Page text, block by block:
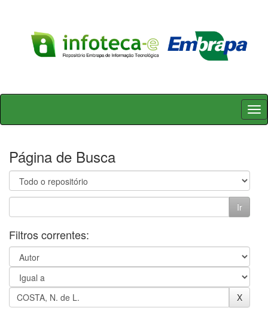
Skip
Página de Busca
Filtros correntes: